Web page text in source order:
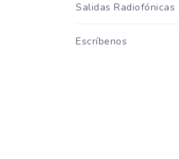
Salidas Radiofónicas
Escríbenos